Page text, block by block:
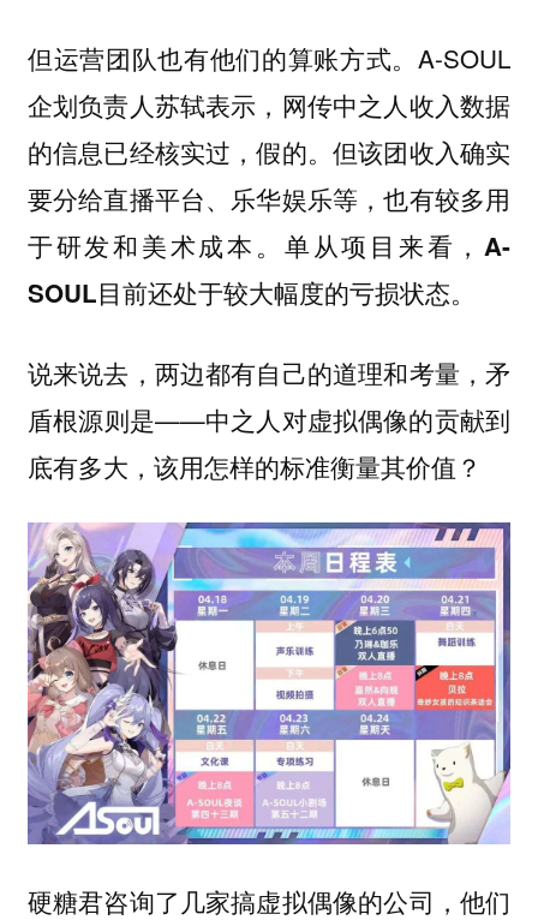
但运营团队也有他们的算账方式。A-SOUL
企划负责人苏轼表示，网传中之人收入数据
的信息已经核实过，假的。但该团收入确实
要分给直播平台、乐华娱乐等，也有较多用
于研发和美术成本。 单从项目来看，A-
SOUL目前还处于较大幅度的亏损状态。
说来说去，两边都有自己的道理和考量，矛
盾根源则是——中之人对虚拟偶像的贡献到
底有多大 ，该用怎样的标准衡量其价值？
硬糖君咨询了几家搞虚拟偶像的公司，他们